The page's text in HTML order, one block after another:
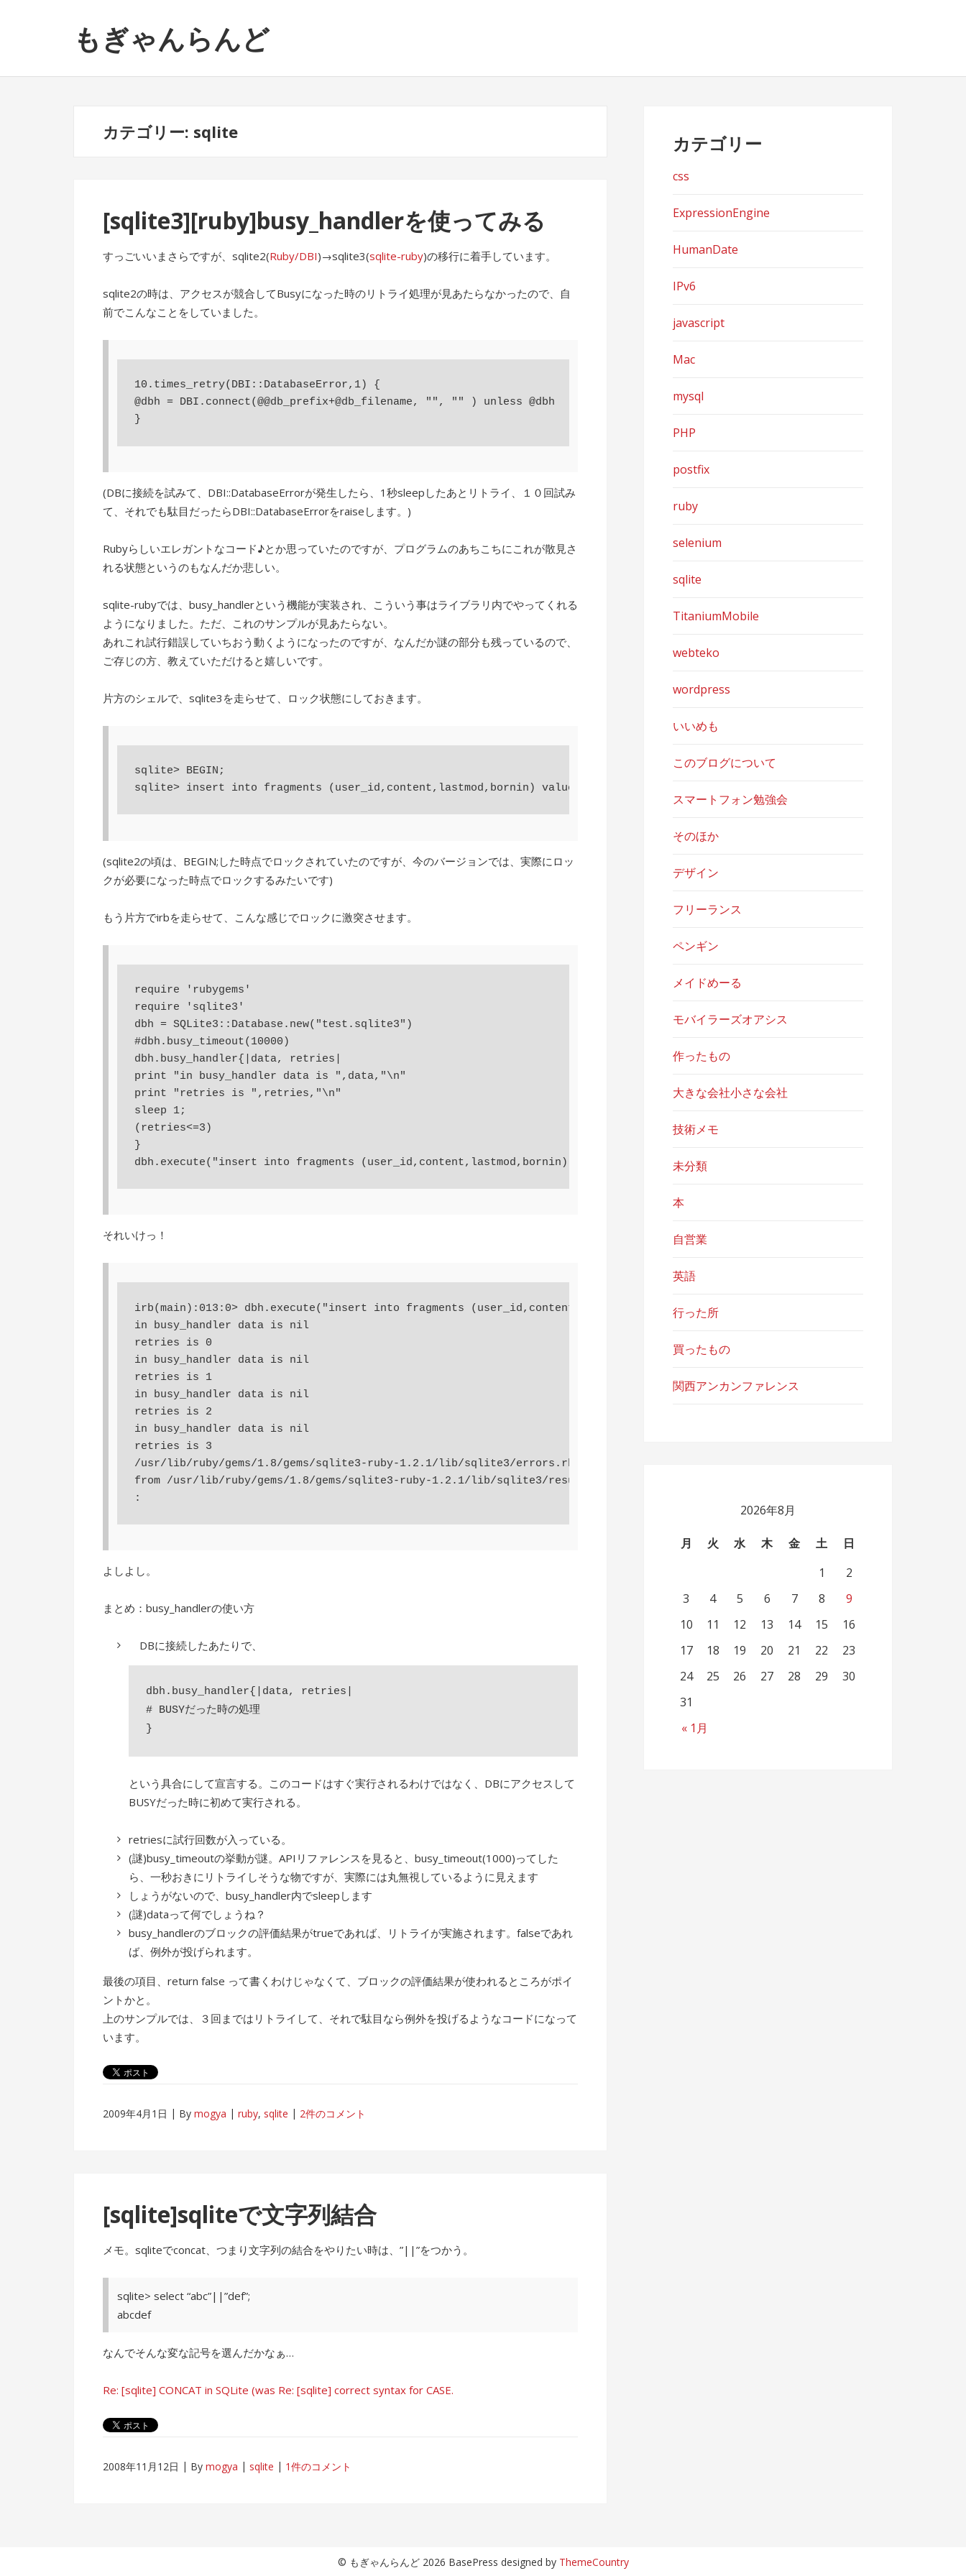
ビ
ゲ
ン
テ
もぎゃんらんど
カテゴリー: sqlite
[sqlite3][ruby]busy_handlerを使ってみる
すっごいいまさらですが、sqlite2(Ruby/DBI)→sqlite3(sqlite-ruby)の移行に着手しています。
sqlite2の時は、アクセスが競合してBusyになった時のリトライ処理が見あたらなかったので、自
前でこんなことをしていました。
10.times_retry(DBI::DatabaseError,1) {
@dbh = DBI.connect(@@db_prefix+@db_filename, "", "" ) unless @dbh
(DBに接続を試みて、DBI::DatabaseErrorが発生したら、1秒sleepしたあとリトライ、１０回試み
て、それでも駄目だったらDBI::DatabaseErrorをraiseします。)
Rubyらしいエレガントなコード♪とか思っていたのですが、プログラムのあちこちにこれが散見さ
れる状態というのもなんだか悲しい。
sqlite-rubyでは、busy_handlerという機能が実装され、こういう事はライブラリ内でやってくれる
ようになりました。ただ、これのサンプルが見あたらない。
あれこれ試行錯誤していちおう動くようになったのですが、なんだか謎の部分も残っているので、
ご存じの方、教えていただけると嬉しいです。
片方のシェルで、sqlite3を走らせて、ロック状態にしておきます。
sqlite> BEGIN;
(sqlite2の頃は、BEGIN;した時点でロックされていたのですが、今のバージョンでは、実際にロッ
クが必要になった時点でロックするみたいです)
もう片方でirbを走らせて、こんな感じでロックに激突させます。
require 'rubygems'
require 'sqlite3'
dbh = SQLite3::Database.new("test.sqlite3")
#dbh.busy_timeout(10000)
dbh.busy_handler{|data, retries|
print "in busy_handler data is ",data,"\n"
print "retries is ",retries,"\n"
sleep 1;
(retries<=3)
}
それいけっ！
irb(main):013:0> dbh.execute("insert into fragments (user_id,content,lastmod,bornin) values(0,'test','2009-04-01
in busy_handler data is nil
retries is 0
in busy_handler data is nil
retries is 1
in busy_handler data is nil
retries is 2
in busy_handler data is nil
retries is 3
/usr/lib/ruby/gems/1.8/gems/sqlite3-ruby-1.2.1/lib/sqlite3/errors.rb:94:in `check': database is locked (SQLite3::BusyException)
from /usr/lib/ruby/gems/1.8/gems/sqlite3-ruby-1.2.1/lib/sqlite3/resultset.rb:76:in `check'
よしよし。
まとめ：busy_handlerの使い方
DBに接続したあたりで、
dbh.busy_handler{|data, retries|
# BUSYだった時の処理
という具合にして宣言する。このコードはすぐ実行されるわけではなく、DBにアクセスして
BUSYだった時に初めて実行される。
retriesに試行回数が入っている。
(謎)busy_timeoutの挙動が謎。APIリファレンスを見ると、busy_timeout(1000)ってした
ら、一秒おきにリトライしそうな物ですが、実際には丸無視しているように見えます
しょうがないので、busy_handler内でsleepします
(謎)dataって何でしょうね？
busy_handlerのブロックの評価結果がtrueであれば、リトライが実施されます。falseであれ
ば、例外が投げられます。
最後の項目、return false って書くわけじゃなくて、ブロックの評価結果が使われるところがポイ
ントかと。
上のサンプルでは、３回まではリトライして、それで駄目なら例外を投げるようなコードになって
います。
2009年4月1日 By mogya ruby, sqlite 2件のコメント
[sqlite]sqliteで文字列結合
メモ。sqliteでconcat、つまり文字列の結合をやりたい時は、”||”をつかう。
sqlite> select “abc”||”def”;
abcdef
なんでそんな変な記号を選んだかなぁ…
Re: [sqlite] CONCAT in SQLite (was Re: [sqlite] correct syntax for CASE.
2008年11月12日 By mogya sqlite 1件のコメント
カテゴリー
css
ExpressionEngine
HumanDate
IPv6
javascript
Mac
mysql
PHP
postfix
ruby
selenium
sqlite
TitaniumMobile
webteko
wordpress
いいめも
このブログについて
スマートフォン勉強会
そのほか
デザイン
フリーランス
ペンギン
メイドめーる
モバイラーズオアシス
作ったもの
大きな会社小さな会社
技術メモ
未分類
本
自営業
英語
行った所
買ったもの
関西アンカンファレンス
2026年8月
月 火 水 木 金 土 日
« 1月
1
2
3
4 5 6 7 8
9
10
11 12 13 14 15
16
17
18 19 20 21 22
23
24
25 26 27 28 29
30
31
© もぎゃんらんど 2026 BasePress designed by ThemeCountry